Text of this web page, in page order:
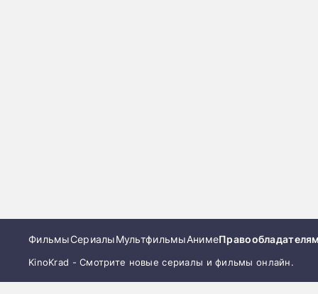
ФильмыСериалыМультфильмыАниме
KinoKrad - Смотрите новые сериалы и фильмы онлайн.